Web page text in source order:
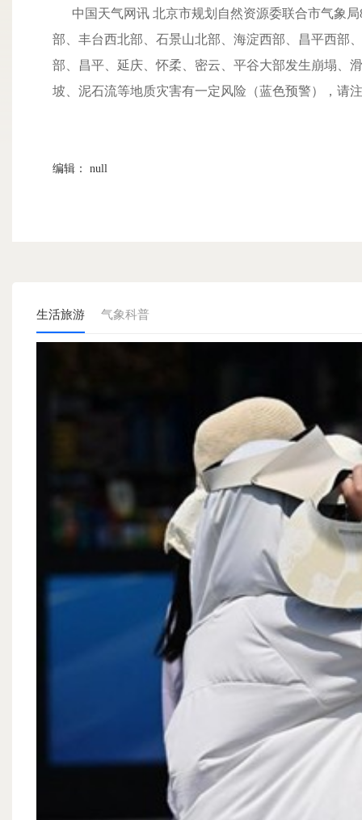
中国天气网讯 北京市规划自然资源委联合市气象
部、丰台西北部、石景山北部、海淀西部、昌平西部
部、昌平、延庆、怀柔、密云、平谷大部发生崩塌、
坡、泥石流等地质灾害有一定风险（蓝色预警），请
编辑： null
生活旅游 气象科普